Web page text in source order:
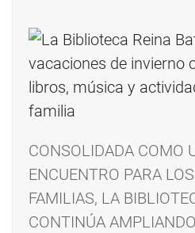
CONSOLIDADA COMO
ENCUENTRO PARA
FAMILIAS, LA
CONTINÚA